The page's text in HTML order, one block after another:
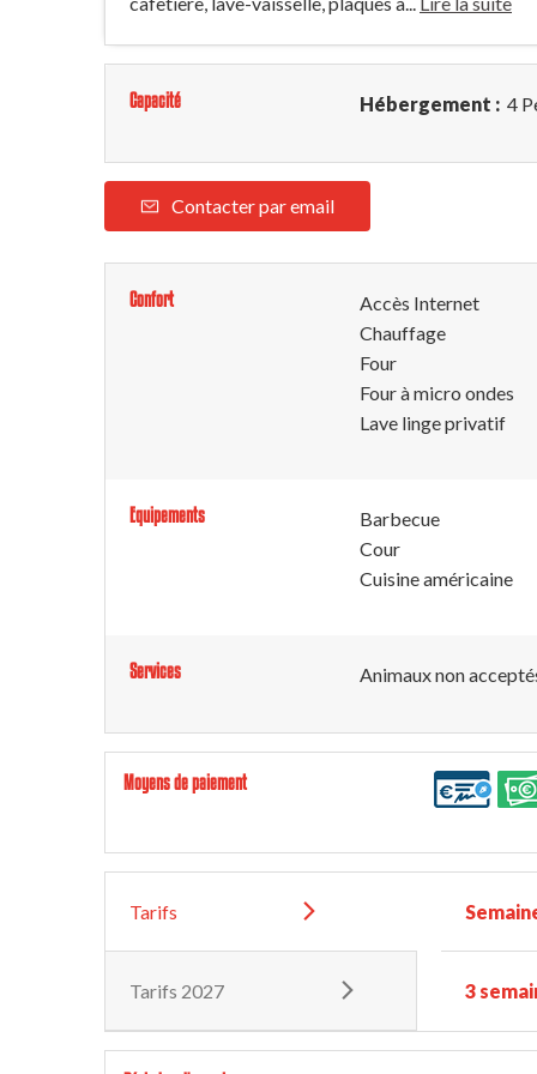
Capacité Hébergement : 4
Contacter par email
Confort
Accès Internet
Chauffage
Four
Four à micro ondes
Lave linge privatif
Equipements
Barbecue
Cour
Cuisine américaine
Services Animaux non
Moyens de paiement
Tarifs
Tarifs 2027 3